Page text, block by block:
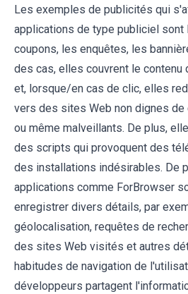
Les exemples de publicités qui
applications de type publiciel sont
coupons, les enquêtes, les
des cas, elles couvrent le
et, lorsque/en cas de clic, elles
vers des sites Web non dignes de
ou même malveillants. De plus,
des scripts qui provoquent des
des installations indésirables. De
applications comme ForBrowser
enregistrer divers détails, par
géolocalisation, requêtes de
des sites Web visités et autres
habitudes de navigation de
développeurs partagent